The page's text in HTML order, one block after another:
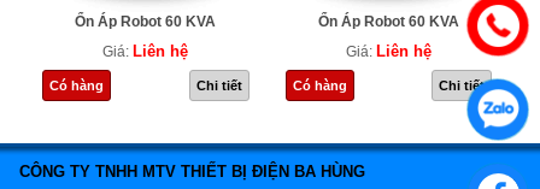
Ổn Áp Robot 60 KVA
Giá: Liên hệ
Có hàng Chi tiết
Ổn Áp Robot 60 KVA
Giá: Liên hệ
Có hàng Chi tiết
CÔNG TY TNHH MTV THIẾT BỊ ĐIỆN BA HÙNG